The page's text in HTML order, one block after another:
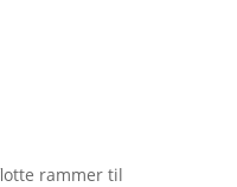
rammer til